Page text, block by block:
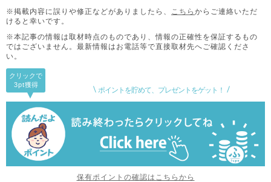
※掲載内容に誤りや修正などがありましたら、 こちら からご連絡いただ
けると幸いです。
※本記事の情報は取材時点のものであり、情報の正確性を保証するもの
ではございません。 最新情報はお電話等で直接取材先へご確認くださ
い。
ポイントを貯めて、プレゼントをゲット！
クリックで
3pt獲得
保有ポイントの確認はこちらから